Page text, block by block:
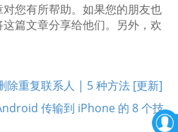
您有所帮助。如果您的朋友也
篇文章分享给他们。另外，欢
除重复联系人 | 5 种方法 [更新]
传输到 iPhone 的 8 个技